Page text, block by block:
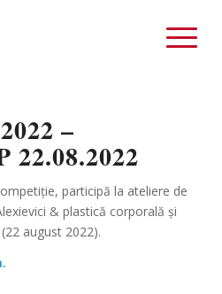
–
22.08.2022
participă la ateliere de
& plastică corporală și
august 2022).